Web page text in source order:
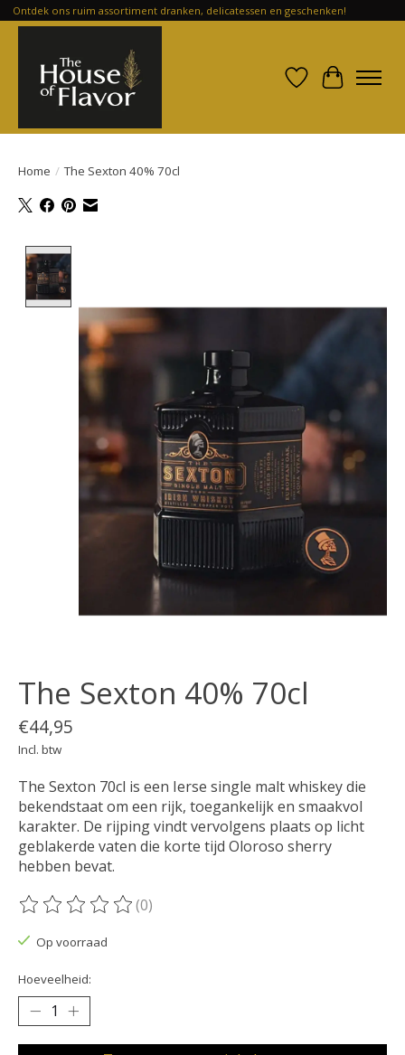
Ontdek ons ruim assortiment dranken, delicatessen en geschenken!
Verlanglijst
Home / The Sexton 40% 70cl
The Sexton 40% 70cl
€44,95
Incl. btw
The Sexton 70cl is een Ierse single malt whiskey die
bekendstaat om een rijk, toegankelijk en smaakvol
karakter. De rijping vindt vervolgens plaats op licht
geblakerde vaten die korte tijd Oloroso sherry
hebben bevat.
De beoordeling van dit product is
(0)
Op voorraad
Hoeveelheid: